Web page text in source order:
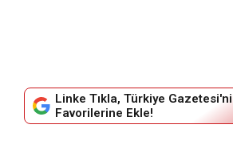
Linke Tıkla, Türkiye
Favorilerine Ekle!